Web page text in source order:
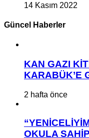
14 Kasım 2022
Güncel Haberler
KAN GAZI
KARABÜK’E
2 hafta önce
OKULA